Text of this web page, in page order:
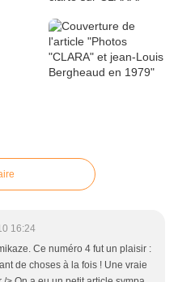
16:24
Ce numéro 4 fut un plaisir :
de choses à la fois ! Une vraie